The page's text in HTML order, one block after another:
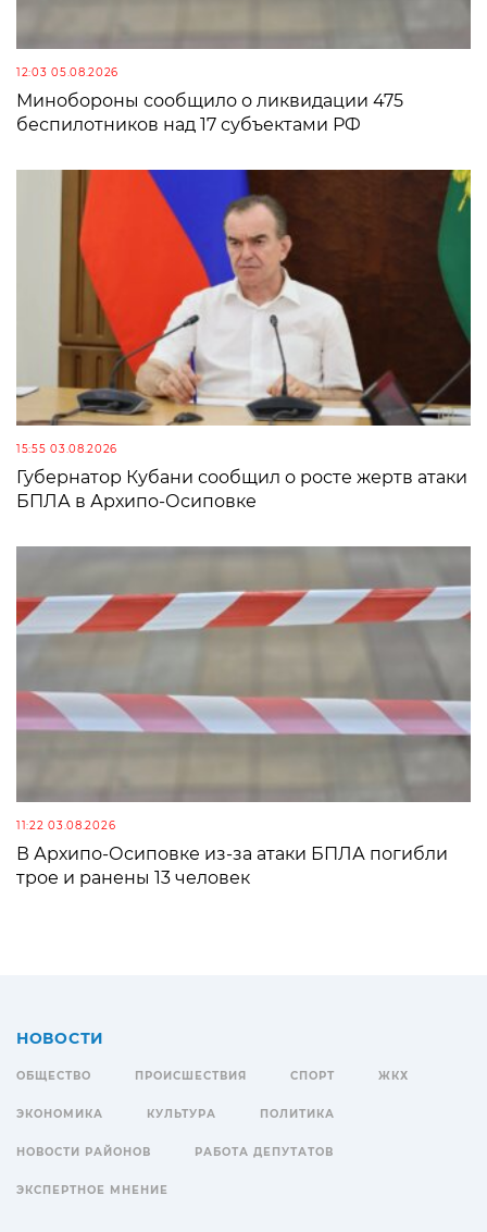
12:03 05.08.2026
Минобороны сообщило о ликвидации 475
беспилотников над 17 субъектами РФ
15:55 03.08.2026
Губернатор Кубани сообщил о росте жертв атаки
БПЛА в Архипо-Осиповке
11:22 03.08.2026
В Архипо-Осиповке из-за атаки БПЛА погибли
трое и ранены 13 человек
НОВОСТИ
ОБЩЕСТВО ПРОИСШЕСТВИЯ СПОРТ ЖКХ
ЭКОНОМИКА КУЛЬТУРА ПОЛИТИКА
НОВОСТИ РАЙОНОВ РАБОТА ДЕПУТАТОВ
ЭКСПЕРТНОЕ МНЕНИЕ